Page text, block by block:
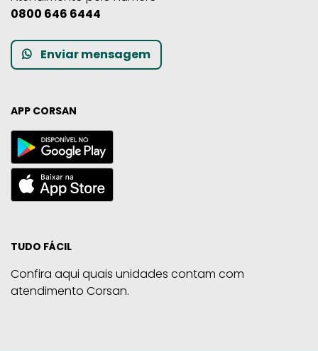
0800 646 6444
Enviar mensagem
APP CORSAN
TUDO FÁCIL
Confira aqui quais unidades contam com
atendimento Corsan.